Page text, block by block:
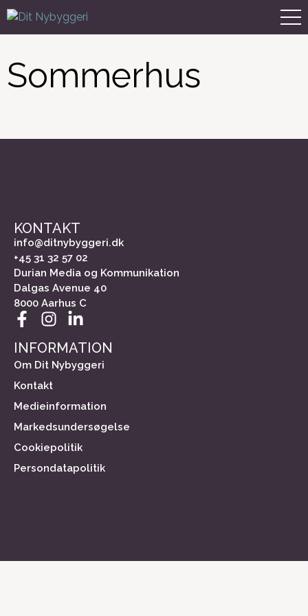
Sommerhus
KONTAKT
info@ditnybyggeri.dk
+45 31 32 57 02
Durian Media og Kommunikation
Dalgas Avenue 40
8000 Aarhus C
INFORMATION
Om Dit Nybyggeri
Kontakt
Medieinformation
Markedsundersøgelse
Cookiepolitik
Persondatapolitik